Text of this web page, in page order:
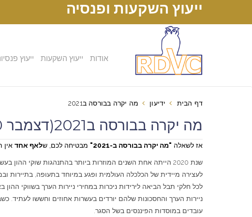
ייעוץ השקעות ופנסיה
אודות ייעוץ השקעות ייעוץ
דף הבית ידיעון מה יקרה בבורסה ב2021
מה יקרה בבורסה ב2021(דצמבר 30, 2020)
אז לשאלה "מה יקרה בבורסה ב-2021" מבטיחה לכם, שלאף אחד אין
שנת 2020 הייתה אחת השנים המוזרות ביותר בהתנהגות שוקי ההון בעשורים האחרונים.
לעצירה מיידית של הכלכלה העולמית ופגע במיוחד בתעופה, בתיירות
לכל חלקי תבל הביאה לירידות ניכרות במחירי ניירות הערך בשווקי
ניירות הערך והחסכונות שלהם יורדים בעשרות אחוזים וחששו לעתיד.
עובדים במוסדות הפיננסים בשל הסגר.